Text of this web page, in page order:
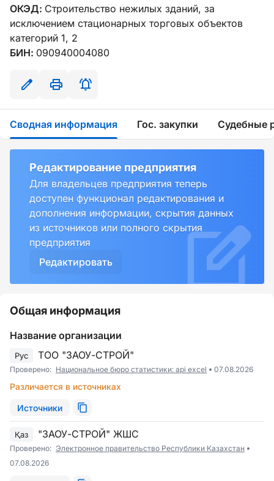
ОКЭД: Строительство нежилых зданий, за
исключением стационарных торговых объектов
категорий 1, 2
БИН: 090940004080
Сводная информация Гос. закупки Судебные
Редактирование предприятия
Для владельцев предприятия теперь
доступен функционал редактирования и
дополнения информации, скрытия данных
из источников или полного скрытия
предприятия
Редактировать
Общая информация
Название организации
Рус ТОО "ЗАОУ-СТРОЙ"
Проверено: Национальное бюро статистики: api excel 07.08.2026
Различается в источниках
Источники
Қаз "ЗАОУ-СТРОЙ" ЖШС
Проверено: Электронное правительство Республики Казахстан
07.08.2026